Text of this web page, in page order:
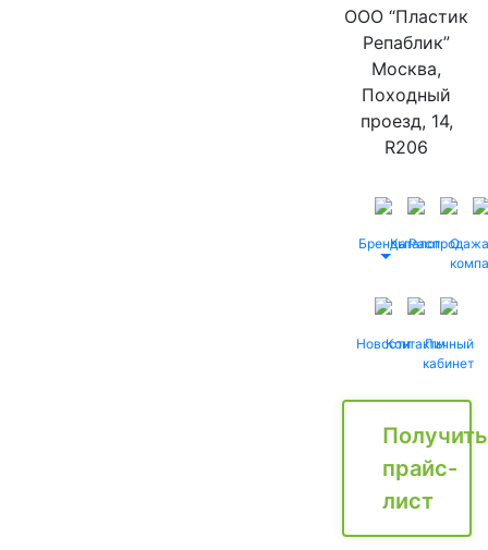
ООО “Пластик
Репаблик”
Москва,
Походный
проезд, 14,
R206
БрендыКаталог
Распродажа
О
НовостиКонтактыЛичный
кабинет
Получить
прайс-
лист